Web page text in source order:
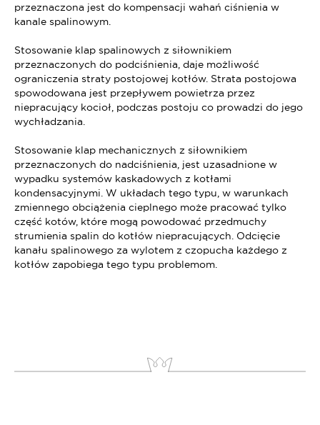
przeznaczona jest do kompensacji wahań ciśnienia w
kanale spalinowym.
Stosowanie klap spalinowych z siłownikiem
przeznaczonych do podciśnienia, daje możliwość
ograniczenia straty postojowej kotłów. Strata postojowa
spowodowana jest przepływem powietrza przez
niepracujący kocioł, podczas postoju co prowadzi do jego
wychładzania.
Stosowanie klap mechanicznych z siłownikiem
przeznaczonych do nadciśnienia, jest uzasadnione w
wypadku systemów kaskadowych z kotłami
kondensacyjnymi. W układach tego typu, w warunkach
zmiennego obciążenia cieplnego może pracować tylko
część kotów, które mogą powodować przedmuchy
strumienia spalin do kotłów niepracujących. Odcięcie
kanału spalinowego za wylotem z czopucha każdego z
kotłów zapobiega tego typu problemom.